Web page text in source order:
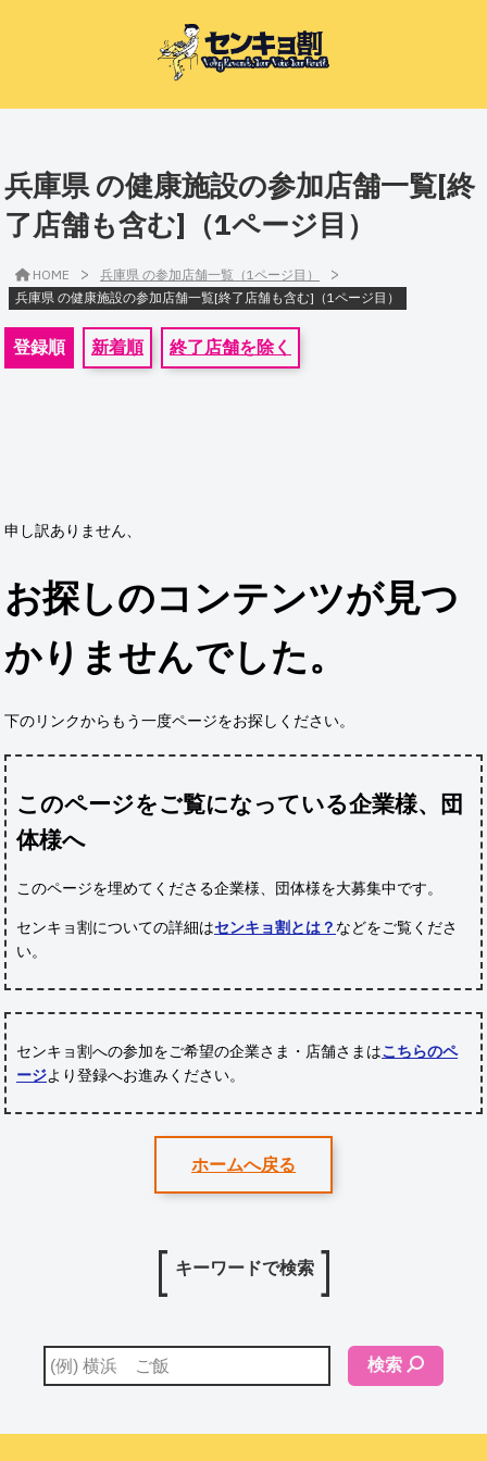
兵庫県 の健康施設の参加店舗一覧[終
了店舗も含む]（1ページ目）
HOME > 兵庫県 の参加店舗一覧（1ページ目） >
兵庫県 の健康施設の参加店舗一覧[終了店舗も含む]（1ページ目）
登録順 新着順 終了店舗を除く
申し訳ありません、
お探しのコンテンツが見つ
かりませんでした。
下のリンクからもう一度ページをお探しください。
このページをご覧になっている企業様、団
体様へ
このページを埋めてくださる企業様、団体様を大募集中です。
センキョ割についての詳細はセンキョ割とは？ などをご覧くださ
い。
センキョ割への参加をご希望の企業さま・店舗さまはこちらのペ
ージより登録へお進みください。
ホームへ戻る
キーワードで検索
検索